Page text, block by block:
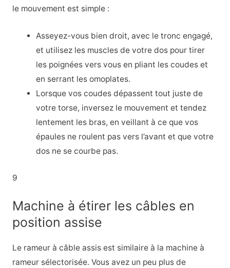
le mouvement est simple :
Asseyez-vous bien droit, avec le tronc engagé,
et utilisez les muscles de votre dos pour tirer
les poignées vers vous en pliant les coudes et
en serrant les omoplates.
Lorsque vos coudes dépassent tout juste de
votre torse, inversez le mouvement et tendez
lentement les bras, en veillant à ce que vos
épaules ne roulent pas vers l’avant et que votre
dos ne se courbe pas.
9
Machine à étirer les câbles en
position assise
Le rameur à câble assis est similaire à la machine à
rameur sélectorisée. Vous avez un peu plus de